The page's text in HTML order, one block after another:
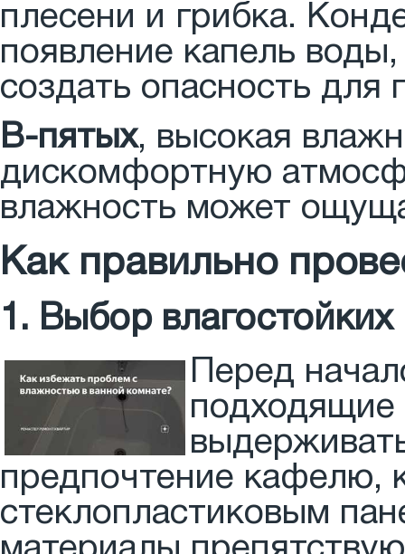
плесени и грибка.
появление капель
создать опасность для
В-пятых, высокая
дискомфортную
влажность может
Как правильно
1. Выбор
Перед
подходящие
предпочтение кафелю,
стеклопластиковым